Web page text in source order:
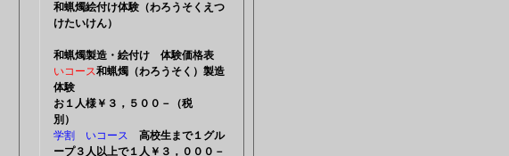
和蝋燭絵付け体験（わろうそくえつ
けたいけん）
和蝋燭製造・絵付け 体験価格表
いコース和蝋燭（わろうそく）製造
体験
お１人様￥３，５００－（税
別）
学割 いコース
高校生まで１グル
ープ３人以上で１人￥３，０００－